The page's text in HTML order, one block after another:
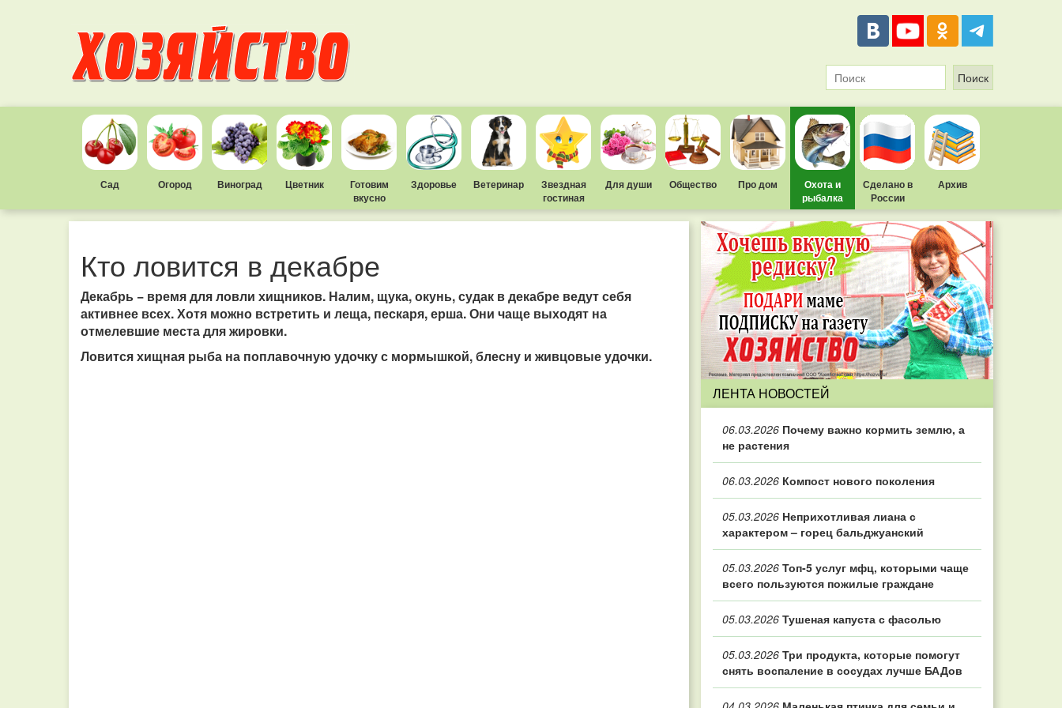
Сад Огород Виноград Цветник
Готовим
вкусно
Здоровье Ветеринар
Звездная
гостиная
Для души Общество Про дом
Охота и
рыбалка
Сделано в
России
Архив
Кто ловится в декабре
Декабрь − время для ловли хищников. Налим, щука, окунь, судак в декабре ведут себя
активнее всех. Хотя можно встретить и леща, пескаря, ерша. Они чаще выходят на
отмелевшие места для жировки.
Ловится хищная рыба на поплавочную удочку с мормышкой, блесну и живцовые удочки.
ЛЕНТА НОВОСТЕЙ
06.03.2026 Почему важно кормить землю, а
не растения
06.03.2026 Компост нового поколения
05.03.2026 Неприхотливая лиана с
характером – горец бальджуанский
05.03.2026 Топ‑5 услуг мфц, которыми чаще
всего пользуются пожилые граждане
05.03.2026 Тушеная капуста с фасолью
05.03.2026 Три продукта, которые помогут
снять воспаление в сосудах лучше БАДов